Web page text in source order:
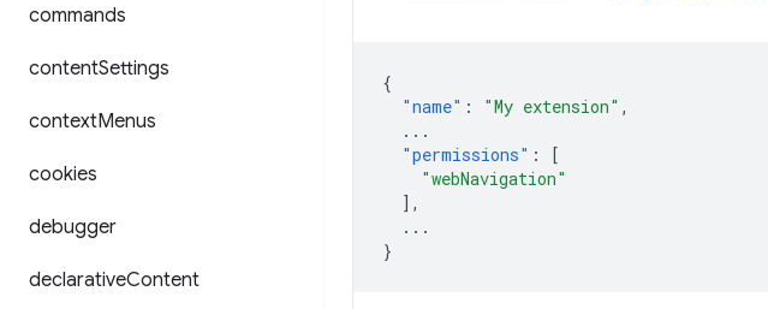
commands
contentSettings
contextMenus
cookies
debugger
declarativeContent
{
"name" : "My extension" ,
...
"permissions" :
[
"webNavigation"
],
...
}